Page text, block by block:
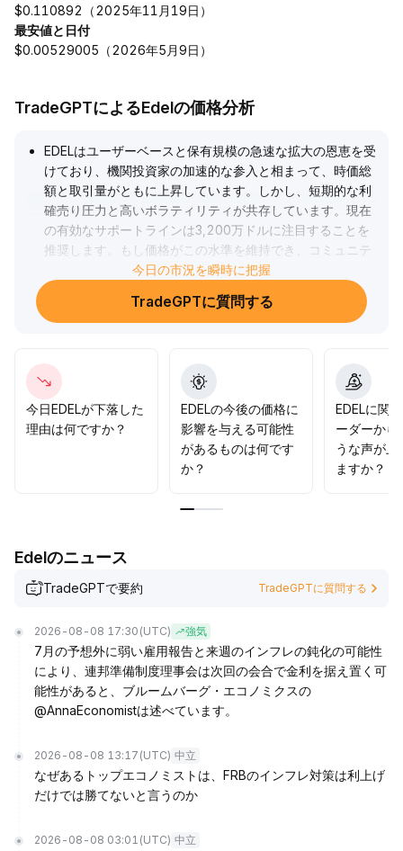
$0.110892（2025年11月19日）
最安値と日付
$0.00529005（2026年5月9日）
TradeGPTによるEdelの価格分析
EDELはユーザーベースと保有規模の急速な拡大の恩恵を受
けており、機関投資家の加速的な参入と相まって、時価総
額と取引量がともに上昇しています。しかし、短期的な利
確売り圧力と高いボラティリティが共存しています。現在
の有効なサポートラインは3,200万ドルに注目することを
推奨します。もし価格がこの水準を維持でき、コミュニテ
ィおよび資金の流入が続けば、中長期的な投資価値が徐々
に明らかになるでしょう。短期戦略としては出来高の変化
に注目し、分散買付やリスク管理による利確を重視し、感
追い買いリスクを厳格に管理し、安定した段階相場に参加
することを薦めます。
今日の市況を瞬時に把握
TradeGPTに質問する
今日EDELが下落した
理由は何ですか？
EDELの今後の価格に
影響を与える可能性
があるものは何です
か？
EDELに関
ーダーから
うな声が上
ますか？
Edelのニュース
TradeGPTで要約 TradeGPTに質問する
2026-08-08 17:30 (UTC) 強気
7月の予想外に弱い雇用報告と来週のインフレの鈍化の可能性
により、連邦準備制度理事会は次回の会合で金利を据え置く可
能性があると、ブルームバーグ・エコノミクスの
@AnnaEconomistは述べています。
2026-08-08 13:17 (UTC) 中立
なぜあるトップエコノミストは、FRBのインフレ対策は利上げ
だけでは勝てないと言うのか
2026-08-08 03:01 (UTC) 中立